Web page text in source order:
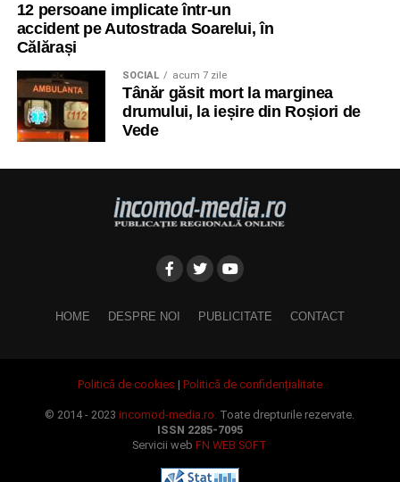
12 persoane implicate într-un
accident pe Autostrada Soarelui, în
Călărași
SOCIAL acum 7 zile
Tânăr găsit mort la marginea
drumului, la ieșire din Roșiori de
Vede
HOME DESPRE NOI PUBLICITATE CONTACT
Politică de cookies | Politică de confidențialitate
© 2014 - 2023incomod-media.ro. Toate drepturile rezervate.
ISSN 2285-7095
Servicii webFN WEB SOFT